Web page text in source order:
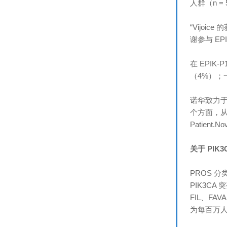
人群（n =
“Vijoice
谢参与
在 EPIK-
（4%）
诺华致力
个方面，
关于
PROS 分
PIK3CA
FIL、
为每百万